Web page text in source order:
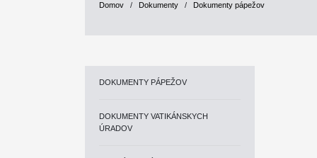
Domov / Dokumenty / Dokumenty pápežov
DOKUMENTY PÁPEŽOV
DOKUMENTY VATIKÁNSKYCH
ÚRADOV